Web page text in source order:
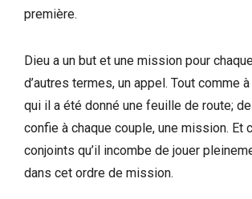
première.
Dieu a un but et une mission pour
d’autres termes, un appel. Tout comme
qui il a été donné une feuille de route;
confie à chaque couple, une mission. Et
conjoints qu’il incombe de jouer
dans cet ordre de mission.